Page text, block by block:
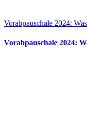
Vorabpauschale 2024:
Vorabpauschale 2024: